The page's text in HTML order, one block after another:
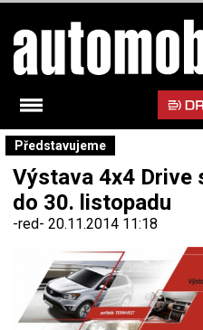
Představujeme
Výstava 4x4 Drive
do 30. listopadu
-red- 20.11.2014 11:18